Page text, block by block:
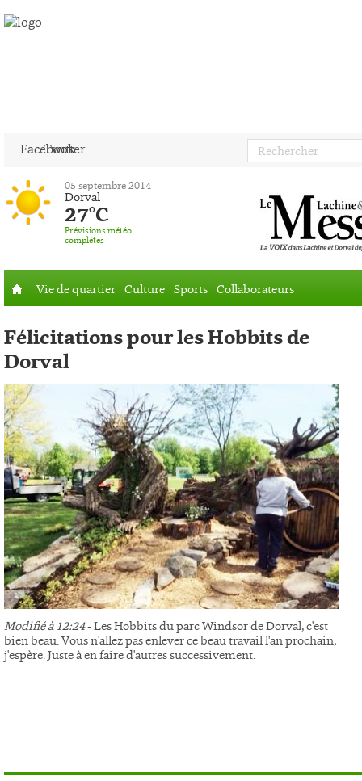
Facebook
Twitter
05 septembre 2014
Dorval
27°C
Prévisions météo
complètes
Vie de quartier Culture Sports Collaborateurs
Félicitations pour les Hobbits de
Dorval
Modifié à 12:24- Les Hobbits du parc Windsor de Dorval, c'est
bien beau. Vous n'allez pas enlever ce beau travail l'an prochain,
j'espère. Juste à en faire d'autres successivement.